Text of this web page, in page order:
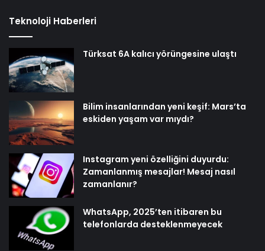
Teknoloji Haberleri
Türksat 6A kalıcı yörüngesine ulaştı
Bilim insanlarından yeni keşif: Mars’ta
eskiden yaşam var mıydı?
Instagram yeni özelliğini duyurdu:
Zamanlanmış mesajlar! Mesaj nasıl
zamanlanır?
WhatsApp, 2025’ten itibaren bu
telefonlarda desteklenmeyecek